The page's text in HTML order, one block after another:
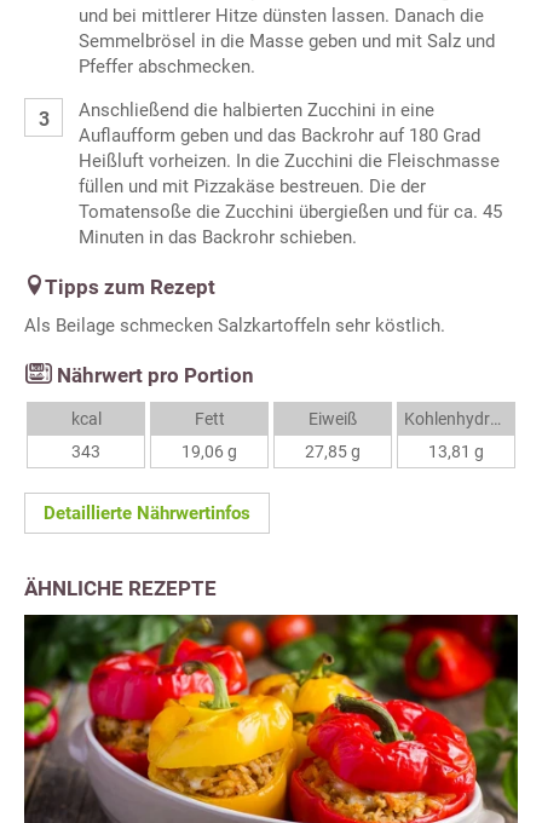
und bei mittlerer Hitze dünsten lassen. Danach die
Semmelbrösel in die Masse geben und mit Salz und
Pfeffer abschmecken.
Anschließend die halbierten Zucchini in eine
Auflaufform geben und das Backrohr auf 180 Grad
Heißluft vorheizen. In die Zucchini die Fleischmasse
füllen und mit Pizzakäse bestreuen. Die der
Tomatensoße die Zucchini übergießen und für ca. 45
Minuten in das Backrohr schieben.
Tipps zum Rezept
Als Beilage schmecken Salzkartoffeln sehr köstlich.
Nährwert pro Portion
kcal
343
Fett
19,06 g
Eiweiß
27,85 g
Kohlenhydrate
13,81 g
Detaillierte Nährwertinfos
ÄHNLICHE REZEPTE